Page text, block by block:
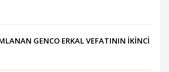
GENCO ERKAL VEFATININ İKİNCİ